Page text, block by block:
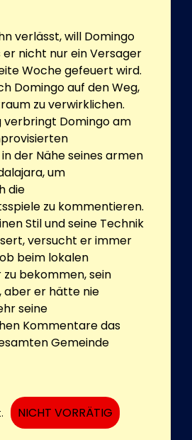
verlässt, will Domingo
er nicht nur ein Versager
Woche gefeuert wird.
Domingo auf den Weg,
zu verwirklichen.
verbringt Domingo am
der Nähe seines armen
um
die
zu kommentieren.
Stil und seine Technik
versucht er immer
beim lokalen
bekommen, sein
aber er hätte nie
seine
Kommentare das
Gemeinde
NICHT VORRÄTIG